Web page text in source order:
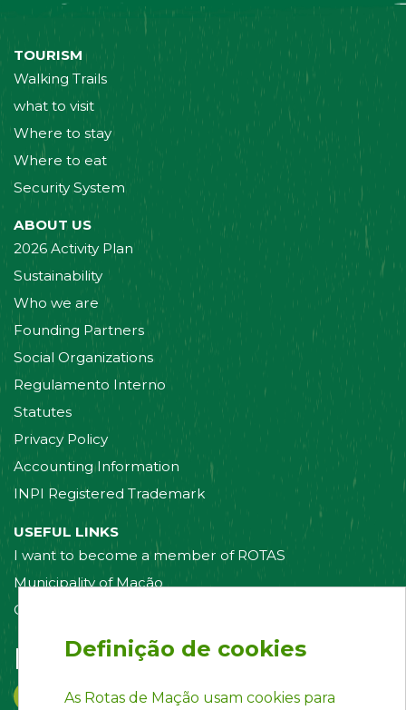
TOURISM
Walking Trails
what to visit
Where to stay
Where to eat
Security System
ABOUT US
2026 Activity Plan
Sustainability
Who we are
Founding Partners
Social Organizations
Regulamento Interno
Statutes
Privacy Policy
Accounting Information
INPI Registered Trademark
USEFUL LINKS
I want to become a member of ROTAS
Municipality of Mação
Contact us
Follow us on:
Definição de cookies
As Rotas de Mação usam cookies para